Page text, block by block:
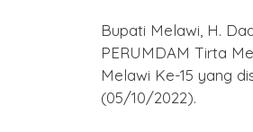
Bupati Melawi, H.
PERUMDAM Tirta
Melawi Ke-15 yang
(05/10/2022).